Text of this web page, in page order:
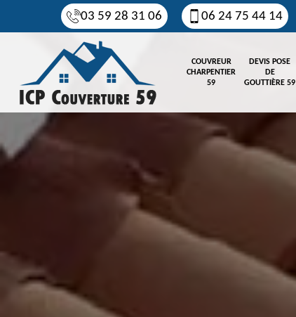
03 59 28 31 06 06 24 75 44 14
COUVREUR
CHARPENTIER
59
DEVIS POSE
DE
GOUTTIÈRE 59